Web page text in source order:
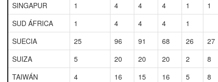
SINGAPUR
1 4 4 4 1
1
SUD ÁFRICA
1 4 4 4
1
SUECIA
25 96 91 68 26
27
SUIZA
5 20 20 20 2
8
TAIWÁN
4 16 15 16 5
8